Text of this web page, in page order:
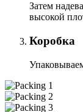
Затем
высокой
Коробка